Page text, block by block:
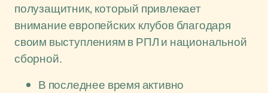
полузащитник, который привлекает
внимание европейских клубов благодаря
своим выступлениям в РПЛ и национальной
сборной.
В последнее время активно